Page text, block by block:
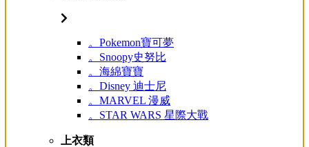
。Pokemon寶可夢
。Snoopy史努比
。海綿寶寶
。Disney 迪士尼
。MARVEL 漫威
。STAR WARS 星際大戰
上衣類